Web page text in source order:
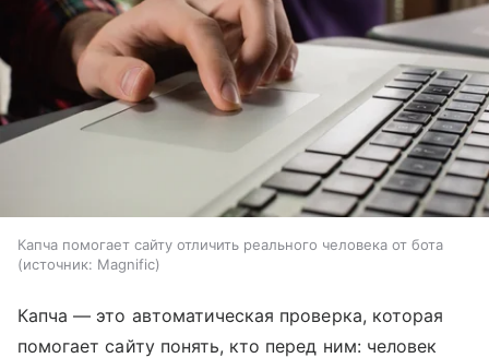
Капча помогает сайту отличить реального человека от бота
источник: Magnific
Капча — это автоматическая проверка, которая
помогает сайту понять, кто перед ним: человек